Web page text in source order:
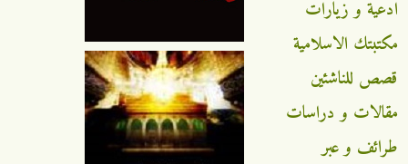
ادعية و زيارات
مكتبتك الاسلامية
قصص للناشئين
مقالات و دراسات
طرائف و عبر